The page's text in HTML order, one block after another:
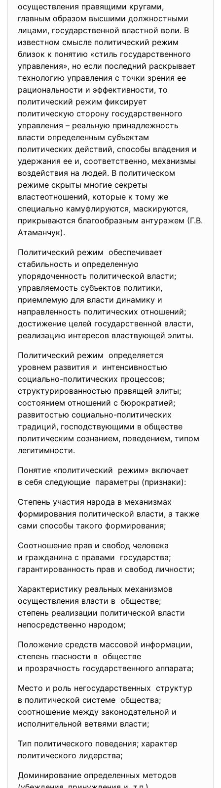
осуществления правящими кругами,
главным образом высшими должностными
лицами, государственной властной воли. В
известном смысле политический режим
близок к понятию «стиль государственного
управления», но если последний раскрывает
технологию управления с точки зрения ее
рациональности и эффективности, то
политический режим фиксирует
политическую сторону государственного
управления – реальную принадлежность
власти определенным субъектам
политических действий, способы владения и
удержания ее и, соответственно, механизмы
воздействия на людей. В политическом
режиме скрыты многие секреты
властеотношений, которые к тому же
специально камуфлируются, маскируются,
прикрываются благообразным антуражем (Г.В.
Атаманчук).
Политический режим обеспечивает
стабильность и определенную
упорядоченность политической власти;
управляемость субъектов политики,
приемлемую для власти динамику и
направленность политических отношений;
достижение целей государственной власти,
реализацию интересов властвующей элиты.
Политический режим определяется
уровнем развития и интенсивностью
социально-политических процессов;
структурированностью правящей элиты;
состоянием отношений с бюрократией;
развитостью социально-политических
традиций, господствующими в обществе
политическим сознанием, поведением, типом
легитимности.
Понятие «политический режим» включает
в себя следующие параметры (признаки):
Степень участия народа в механизмах
формирования политической власти, а также
сами способы такого формирования;
Соотношение прав и свобод человека
и гражданина с правами государства;
гарантированность прав и свобод личности;
Характеристику реальных механизмов
осуществления власти в обществе;
степень реализации политической власти
непосредственно народом;
Положение средств массовой информации,
степень гласности в обществе
и прозрачность государственного аппарата;
Место и роль негосударственных структур
в политической системе общества;
соотношение между законодательной и
исполнительной ветвями власти;
Тип политического поведения; характер
политического лидерства;
Доминирование определенных методов